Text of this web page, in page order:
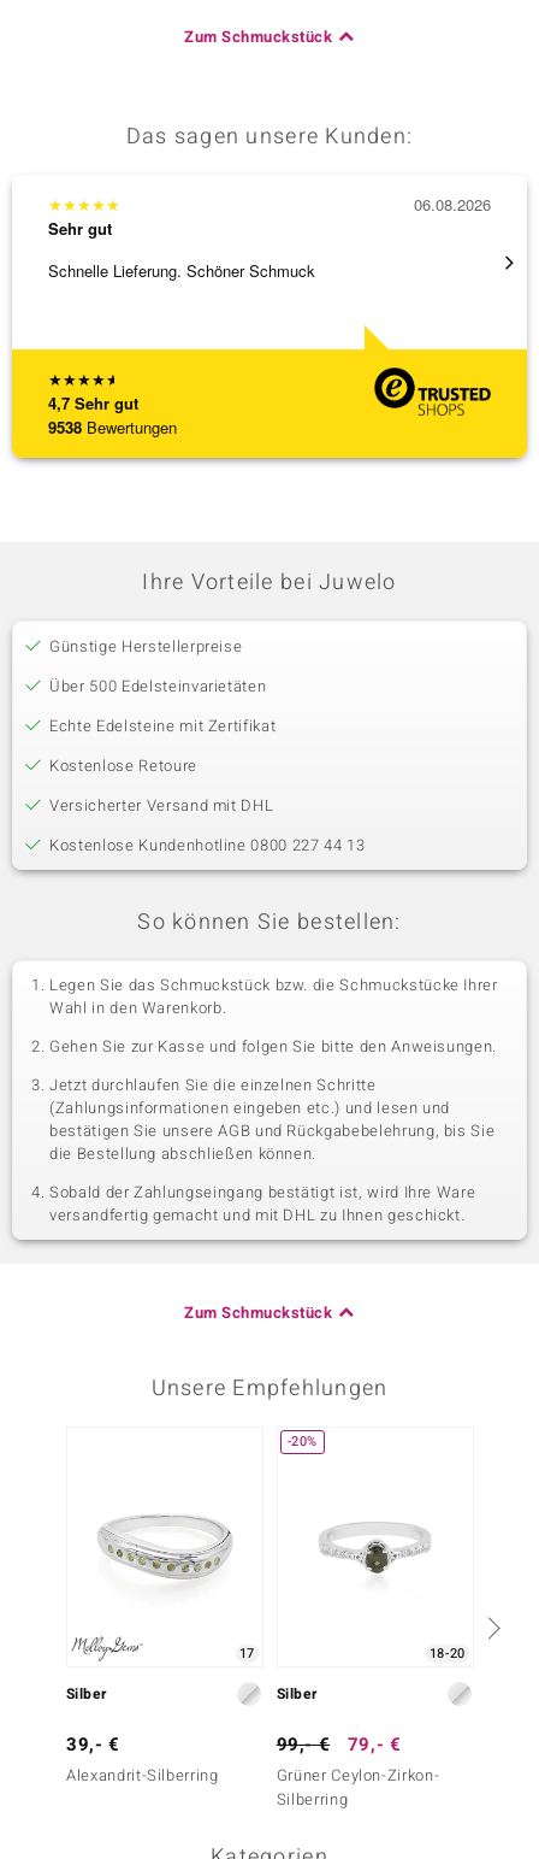
Zum Schmuckstück
Das sagen unsere Kunden:
★★★★★
4,7 Sehr gut
9538 Bewertungen
★★★★★
Sehr gut
Schnelle Lieferung. Schöner Schmuck
06.08.2026
Ihre Vorteile bei Juwelo
Günstige Herstellerpreise
Über 500 Edelsteinvarietäten
Echte Edelsteine mit Zertifikat
Kostenlose Retoure
Versicherter Versand mit DHL
Kostenlose Kundenhotline 0800 227 44 13
So können Sie bestellen:
Legen Sie das Schmuckstück bzw. die Schmuckstücke Ihrer
Wahl in den Warenkorb.
Gehen Sie zur Kasse und folgen Sie bitte den Anweisungen.
Jetzt durchlaufen Sie die einzelnen Schritte
(Zahlungsinformationen eingeben etc.) und lesen und
bestätigen Sie unsere AGB und Rückgabebelehrung, bis Sie
die Bestellung abschließen können.
Sobald der Zahlungseingang bestätigt ist, wird Ihre Ware
versandfertig gemacht und mit DHL zu Ihnen geschickt.
Zum Schmuckstück
Unsere Empfehlungen
17
Silber
39,- €
Alexandrit-Silberring
-20%
18-20
Silber
99,- € 79,- €
Grüner Ceylon-Zirkon-
Silberring